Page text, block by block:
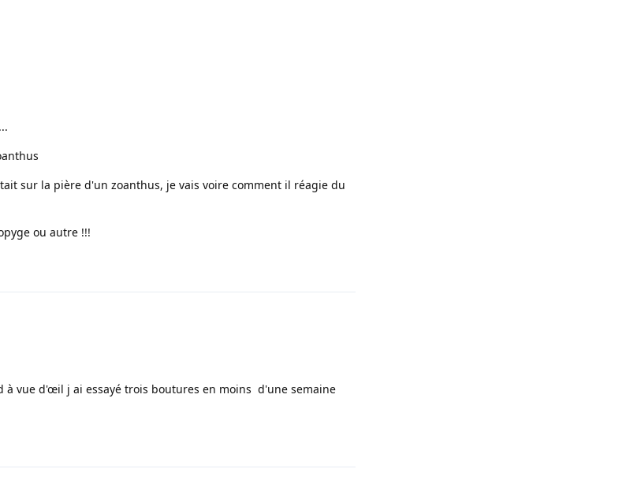
sur la pière d'un zoanthus, je vais voire comment il réagie du
ou autre !!!
vue d'œil j ai essayé trois boutures en moins d'une semaine